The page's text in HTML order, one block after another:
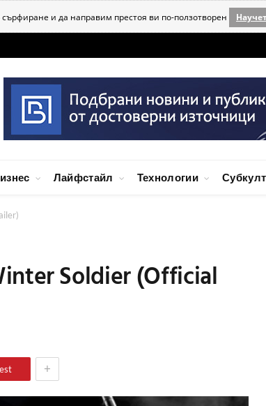
и да направим престоя ви по-ползотворен
Лайфстайл Технологии
Soldier (Official
+